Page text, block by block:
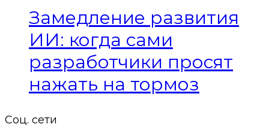
Замедление развития
ИИ: когда сами
разработчики просят
нажать на тормоз
Соц. сети